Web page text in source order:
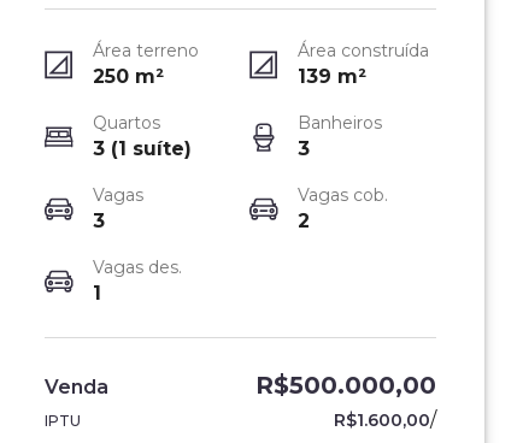
Área terreno
250m²
Área construída
139 m²
Quartos
3 (1 suíte)
Banheiros
3
Vagas
3
Vagas cob.
2
Vagas des.
1
Venda R$500.000,00
IPTU R$1.600,00/